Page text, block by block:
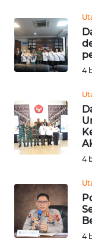
4
4
4
WN
SULBAR
WN
WN
SUMBAR
WN
BENGKULU